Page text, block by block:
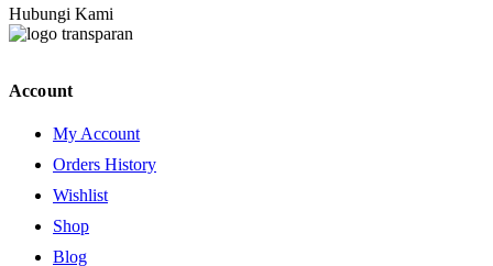
Hubungi Kami
Account
My Account
Orders History
Wishlist
Shop
Blog